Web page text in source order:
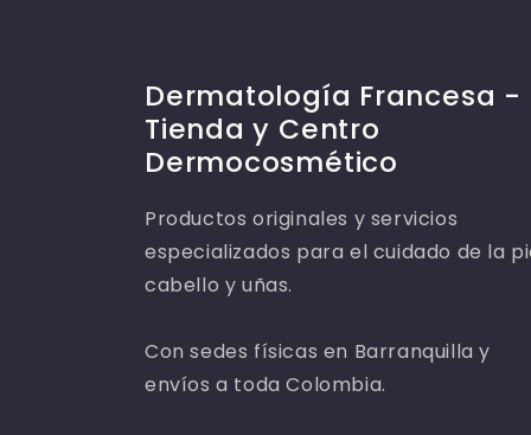
Dermatología Francesa -
Tienda y Centro
Dermocosmético
Productos originales y servicios
especializados para el cuidado de la
cabello y uñas.
Con sedes físicas en Barranquilla y
envíos a toda Colombia.